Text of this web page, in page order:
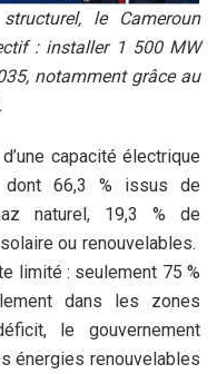
le Cameroun
: installer 1 500 MW
notamment grâce au
capacité électrique
dont 66,3 % issus de
naturel, 19,3 % de
ou renouvelables.
limité : seulement 75 %
dans les zones
le gouvernement
énergies renouvelables